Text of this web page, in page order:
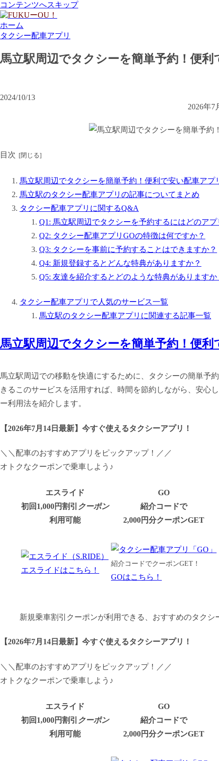
コンテンツへスキップ
ホーム
タクシー配車アプリ
馬立駅周辺でタクシーを簡単予約！便
2024/10/13
2026年
目次
馬立駅周辺でタクシーを簡単予約！便利で安い配車アプ
馬立駅のタクシー配車アプリの記事についてまとめ
タクシー配車アプリに関するQ&A
Q1: 馬立駅周辺でタクシーを予約するにはどのア
Q2: タクシー配車アプリGOの特徴は何ですか？
Q3: タクシーを事前に予約することはできますか？
Q4: 新規登録するとどんな特典がありますか？
Q5: 友達を紹介するとどのような特典がありますか
タクシー配車アプリで人気のサービス一覧
馬立駅のタクシー配車アプリに関連する記事一覧
馬立駅周辺でタクシーを簡単予約！便
馬立駅周辺での移動を快適にするために、タクシーの簡単予
きるこのサービスを活用すれば、時間を節約しながら、安心
ー利用法を紹介します。
【2026年7月14日最新】 今すぐ使えるタクシーアプリ！
＼＼配車のおすすめアプリをピックアップ！／／
オトクなクーポンで乗車しよう♪
エスライド
初回1,000円割引 クーポン
利用可能
GO
紹介コードで
2,000円分クーポンGET
エスライドはこちら！
紹介コードでクーポンGET！
GOはこちら！
新規乗車割引クーポンが利用できる、おすすめのタクシ
【2026年7月14日最新】 今すぐ使えるタクシーアプリ！
＼＼配車のおすすめアプリをピックアップ！／／
オトクなクーポンで乗車しよう♪
エスライド
初回1,000円割引 クーポン
利用可能
GO
紹介コードで
2,000円分クーポンGET